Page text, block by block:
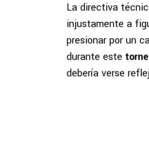
La directiva
injustamente a
presionar por un
durante este
debería verse